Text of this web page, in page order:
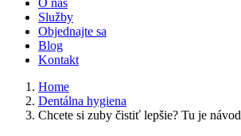
O nás
Služby
Objednajte sa
Blog
Kontakt
Home
Dentálna hygiena
Chcete si zuby čistiť lepšie? Tu je návod